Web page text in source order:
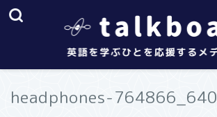
headphones-764866_640